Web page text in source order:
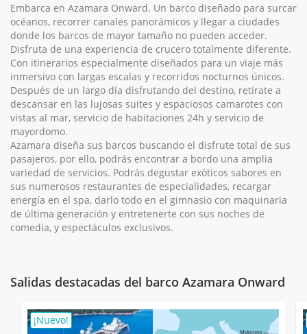
Embarca en Azamara Onward. Un barco diseñado para surcar
océanos, recorrer canales panorámicos y llegar a ciudades
donde los barcos de mayor tamaño no pueden acceder.
Disfruta de una experiencia de crucero totalmente diferente.
Con itinerarios especialmente diseñados para un viaje más
inmersivo con largas escalas y recorridos nocturnos únicos.
Después de un largo día disfrutando del destino, retírate a
descansar en las lujosas suites y espaciosos camarotes con
vistas al mar, servicio de habitaciones 24h y servicio de
mayordomo.
Azamara diseña sus barcos buscando el disfrute total de sus
pasajeros, por ello, podrás encontrar a bordo una amplia
variedad de servicios. Podrás degustar exóticos sabores en
sus numerosos restaurantes de especialidades, recargar
energía en el spa, darlo todo en el gimnasio con maquinaria
de última generación y entretenerte con sus noches de
comedia, y espectáculos exclusivos.
Salidas destacadas del barco Azamara Onward
¡Nuevo!